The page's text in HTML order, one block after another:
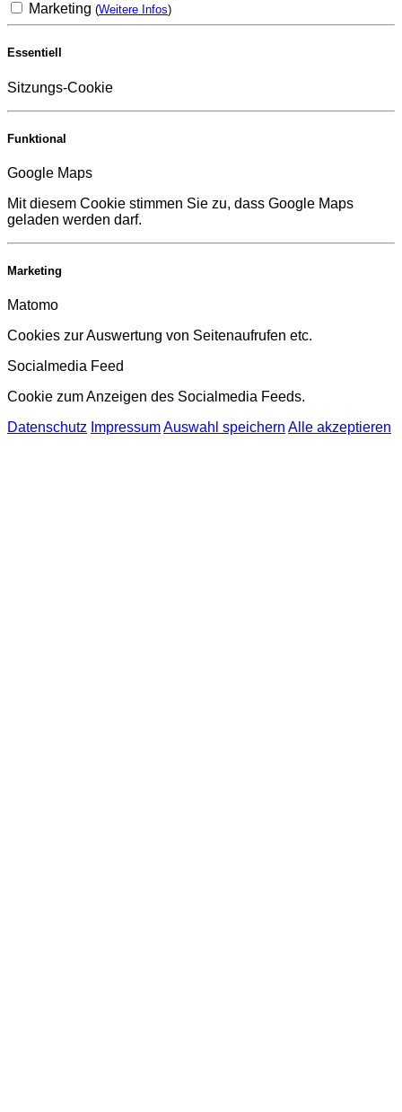
Marketing (Weitere Infos)
Essentiell
Sitzungs-Cookie
Funktional
Google Maps
Mit diesem Cookie stimmen Sie zu, dass Google Maps
geladen werden darf.
Marketing
Matomo
Cookies zur Auswertung von Seitenaufrufen etc.
Socialmedia Feed
Cookie zum Anzeigen des Socialmedia Feeds.
Datenschutz ImpressumAuswahl speichern Alle akzeptieren